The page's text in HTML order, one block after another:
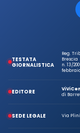
TESTATA
GIORNALISTICA
Reg.
Brescia
n. 13/
febbraio
EDITORE
di
SEDE LEGALE Via